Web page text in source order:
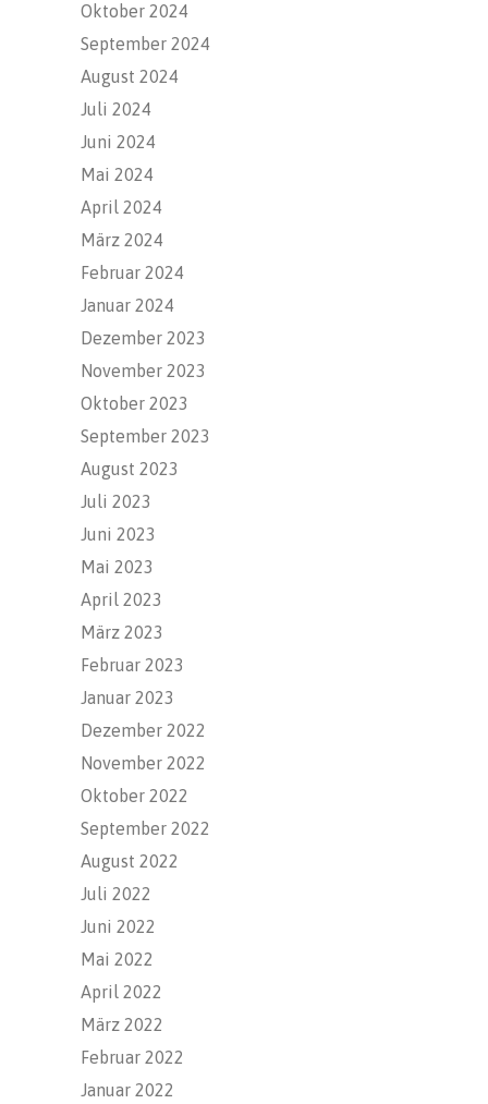
Oktober 2024
September 2024
August 2024
Juli 2024
Juni 2024
Mai 2024
April 2024
März 2024
Februar 2024
Januar 2024
Dezember 2023
November 2023
Oktober 2023
September 2023
August 2023
Juli 2023
Juni 2023
Mai 2023
April 2023
März 2023
Februar 2023
Januar 2023
Dezember 2022
November 2022
Oktober 2022
September 2022
August 2022
Juli 2022
Juni 2022
Mai 2022
April 2022
März 2022
Februar 2022
Januar 2022